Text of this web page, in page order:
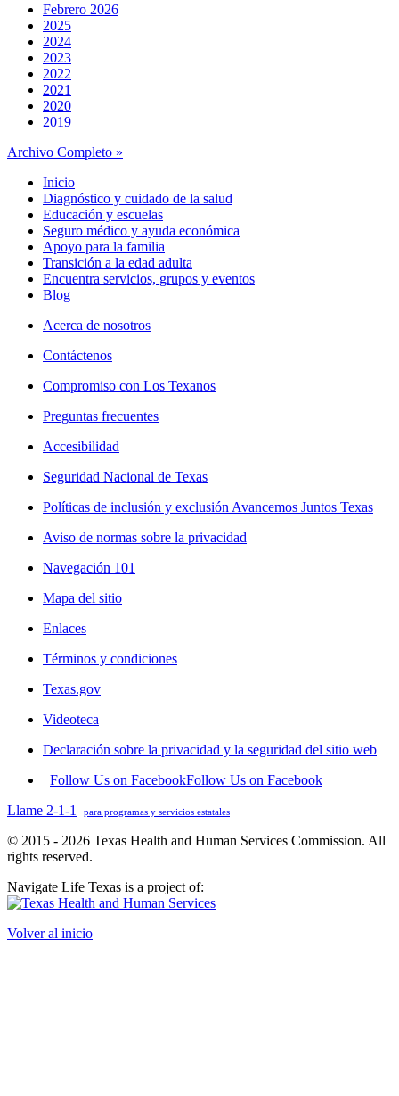
Febrero 2026
2025
2024
2023
2022
2021
2020
2019
Archivo Completo »
Inicio
Diagnóstico y cuidado de la salud
Educación y escuelas
Seguro médico y ayuda económica
Apoyo para la familia
Transición a la edad adulta
Encuentra servicios, grupos y eventos
Blog
Acerca de nosotros
Contáctenos
Compromiso con Los Texanos
Preguntas frecuentes
Accesibilidad
Seguridad Nacional de Texas
Políticas de inclusión y exclusión Avancemos Juntos Texas
Aviso de normas sobre la privacidad
Navegación 101
Mapa del sitio
Enlaces
Términos y condiciones
Texas.gov
Videoteca
Declaración sobre la privacidad y la seguridad del sitio web
Follow Us on FacebookFollow Us on Facebook
Llame 2-1-1
para programas y servicios estatales
© 2015 - 2026 Texas Health and Human Services Commission. All
rights reserved.
Navigate Life Texas is a project of:
Volver al inicio